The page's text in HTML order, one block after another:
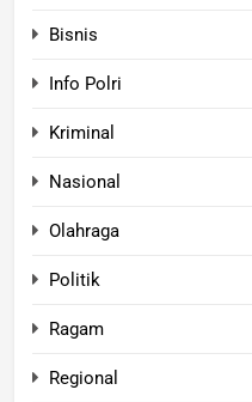
Bisnis
Info Polri
Kriminal
Nasional
Olahraga
Politik
Ragam
Regional